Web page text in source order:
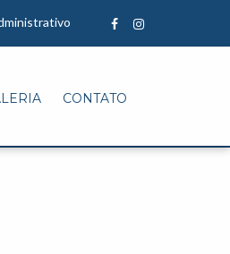
CONTATO